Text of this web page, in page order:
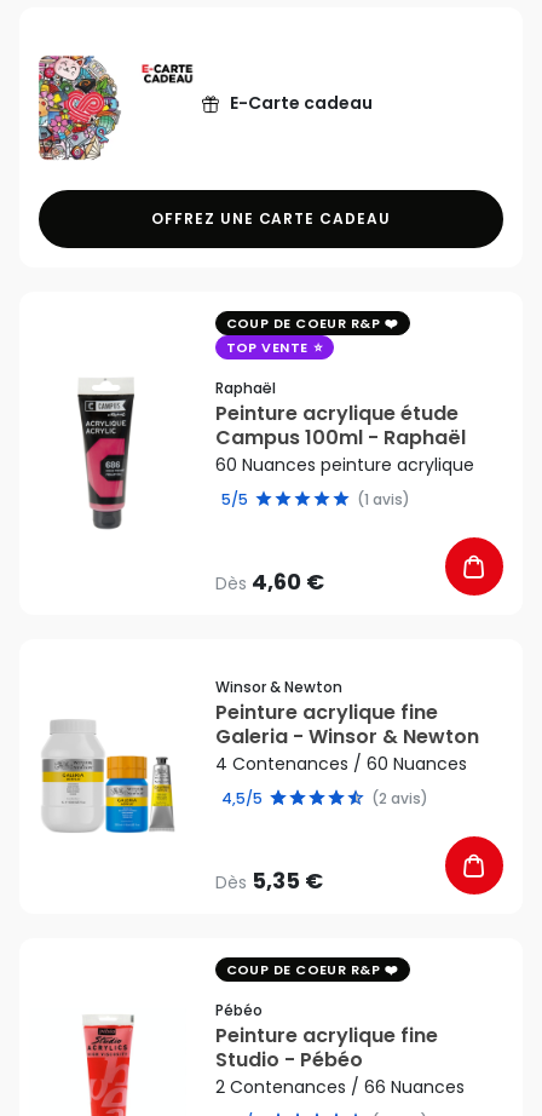
E-Carte cadeau
OFFREZ UNE CARTE CADEAU
COUP DE COEUR R&P
TOP VENTE
Raphaël
Peinture acrylique étude
Campus 100ml - Raphaël
60 Nuances peinture acrylique
5/5 (1 avis)
Dès 4,60 €
Winsor & Newton
Peinture acrylique fine
Galeria - Winsor & Newton
4 Contenances / 60 Nuances
4,5/5 (2 avis)
Dès 5,35 €
COUP DE COEUR R&P
Pébéo
Peinture acrylique fine
Studio - Pébéo
2 Contenances / 66 Nuances